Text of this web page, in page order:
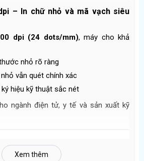
– In chữ nhỏ và mã vạch siêu
dpi (24 dots/mm), máy cho khả
nhỏ rõ ràng
vẫn quét chính xác
hiệu kỹ thuật sắc nét
ngành điện tử, y tế và sản xuất kỹ
– Cân bằng giữa độ nét và hiệu
Xem thêm